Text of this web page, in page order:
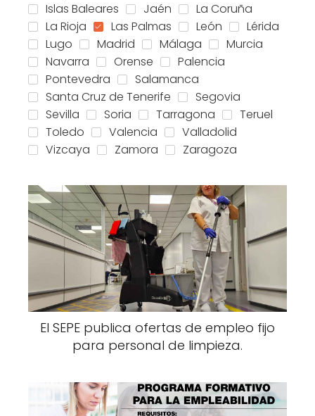
Islas Baleares
Jaén
La Coruña
La Rioja
Las Palmas León
Lérida
Lugo
Madrid Málaga
Murcia
Navarra
Orense
Palencia
Pontevedra
Salamanca
Santa Cruz de Tenerife
Segovia
Sevilla
Soria Tarragona
Teruel
Toledo
Valencia
Valladolid
Vizcaya
Zamora Zaragoza
El SEPE publica ofertas de empleo fijo
para personal de limpieza.